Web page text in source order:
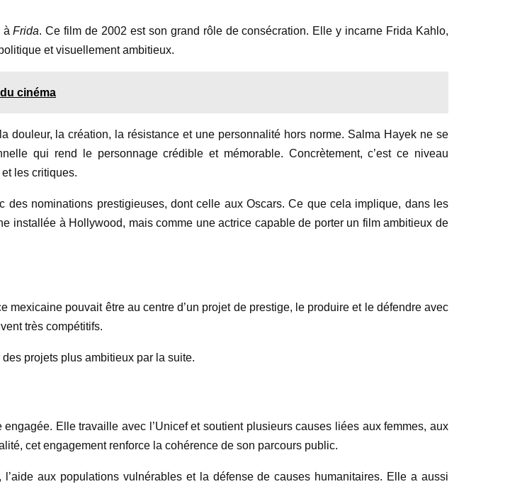
àFrida. Ce film de 2002 est son grand rôle de consécration. Elle y incarne Frida Kahlo,
et visuellement ambitieux.
cinéma
douleur, la création, la résistance et une personnalité hors norme. Salma Hayek ne se
qui rend le personnage crédible et mémorable. Concrètement, c’est ce niveau
les critiques.
nominations prestigieuses, dont celle aux Oscars. Ce que cela implique, dans les
installée à Hollywood, mais comme une actrice capable de porter un film ambitieux de
mexicaine pouvait être au centre d’un projet de prestige, le produire et le défendre avec
très compétitifs.
projets plus ambitieux par la suite.
Elle travaille avec l’Unicef et soutient plusieurs causes liées aux femmes, aux
cet engagement renforce la cohérence de son parcours public.
aux populations vulnérables et la défense de causes humanitaires. Elle a aussi